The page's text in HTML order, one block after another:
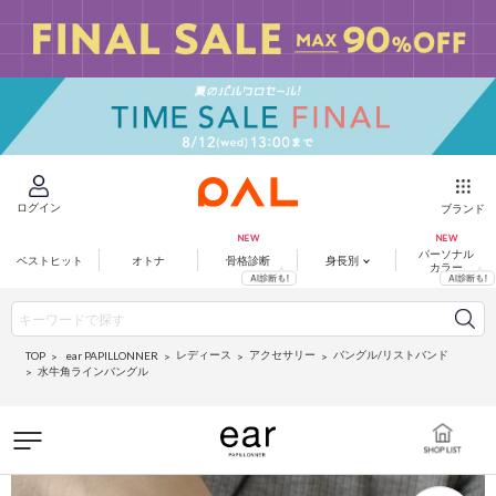
ログイン ブランド
ベストヒット オトナ 骨格診断 身長別
パーソナル
カラー
TOP ear PAPILLONNER レディース アクセサリー
バングル/リストバンド
水牛角ラインバングル